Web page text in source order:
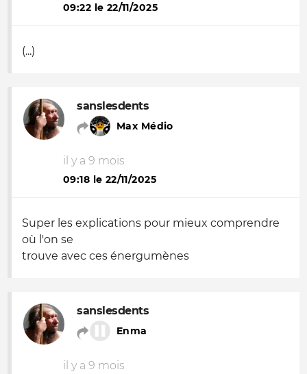
09:22 le 22/11/2025
(...)
sanslesdents
Max Médio
il y a 9 mois
09:18 le 22/11/2025
Super les explications pour mieux comprendre
où l'on se
trouve avec ces énergumènes
sanslesdents
Enma
il y a 9 mois